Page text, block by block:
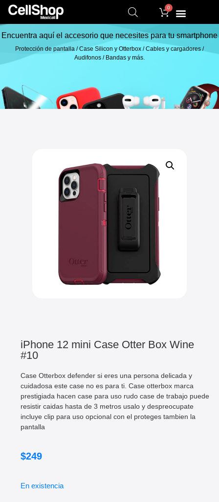
0
Encuentra aquí el accesorio que necesites para tu smartphone
Protección de pantalla / Case Silicon y Otterbox / Cables y cargadores /
Audifonos / Bandas y más.
iPhone 12 mini Case Otter Box Wine
#10
Case Otterbox defender si eres una persona delicada y
cuidadosa este case no es para ti. Case otterbox marca
prestigiada hacen case para uso rudo case de trabajo puede
resistir caidas hasta de 3 metros usalo y despreocupate
incluye clip para uso opcional con el proteges tambien la
pantalla
$249
En existencia